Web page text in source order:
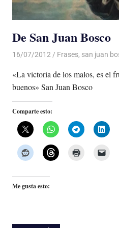
De San Juan Bosco
16/07/2012 Luis Castellanos
Frases, san juan
«La victoria de los malos, es el
buenos» San Juan Bosco
Comparte esto:
Me gusta esto: